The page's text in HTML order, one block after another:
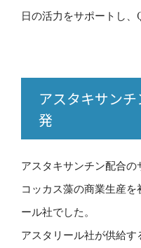
日の活力をサポートし、
アスタキサン
発
アスタキサンチン配合
コッカス藻の商業生産
ール社でした。
アスタリール社が供給